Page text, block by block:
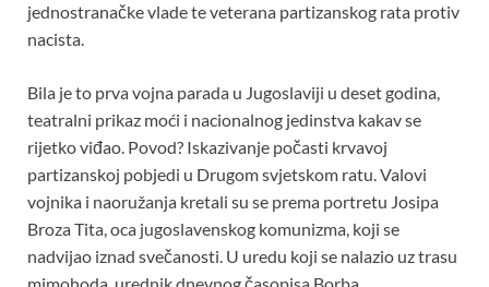
jednostranačke vlade te veterana partizanskog rata protiv
nacista.
Bila je to prva vojna parada u Jugoslaviji u deset godina,
teatralni prikaz moći i nacionalnog jedinstva kakav se
rijetko viđao. Povod? Iskazivanje počasti krvavoj
partizanskoj pobjedi u Drugom svjetskom ratu. Valovi
vojnika i naoružanja kretali su se prema portretu Josipa
Broza Tita, oca jugoslavenskog komunizma, koji se
nadvijao iznad svečanosti. U uredu koji se nalazio uz trasu